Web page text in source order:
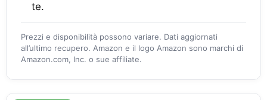
te.
Prezzi e disponibilità possono variare. Dati aggiornati
all’ultimo recupero. Amazon e il logo Amazon sono marchi di
Amazon.com, Inc. o sue affiliate.